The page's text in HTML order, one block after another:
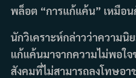
พล็อต “การแก้แค้น” เหมือ
นักวิเคราะห์กล่าวว่าความนิ
แก้แค้นมาจากความไม่พอใ
สังคมที่ไม่สามารถลงโทษอา